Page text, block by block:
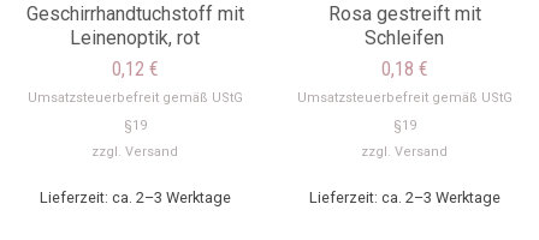
Geschirrhandtuchstoff mit
Leinenoptik, rot
0,12 €
Umsatzsteuerbefreit gemäß UStG
§19
zzgl. Versand
Lieferzeit: ca. 2–3 Werktage
Rosa gestreift mit
Schleifen
0,18 €
Umsatzsteuerbefreit gemäß UStG
§19
zzgl. Versand
Lieferzeit: ca. 2–3 Werktage